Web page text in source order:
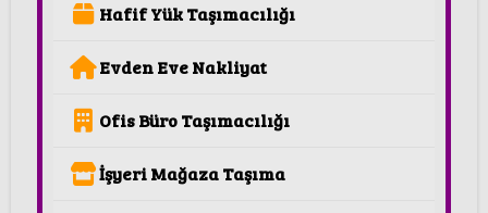
Hafif Yük Taşımacılığı
Evden Eve Nakliyat
Ofis Büro Taşımacılığı
İşyeri Mağaza Taşıma